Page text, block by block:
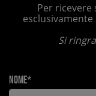
Per
Si
Nome*